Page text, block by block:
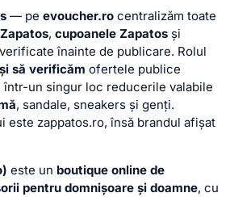
— pe evoucher.ro centralizăm toate
, cupoanele Zapatos și
înainte de publicare. Rolul
să verificăm ofertele publice
într-un singur loc reducerile valabile
, sandale, sneakers și genți.
este zappatos.ro, însă brandul afișat
este un boutique online de
pentru domnișoare și doamne, cu